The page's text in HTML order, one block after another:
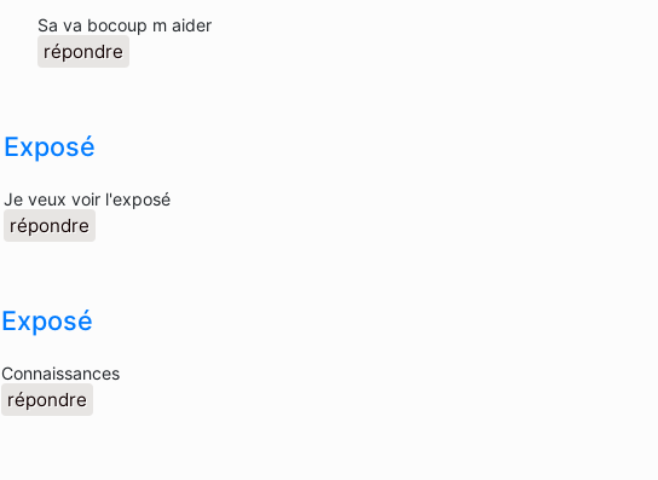
Sa va bocoup m aider
répondre
Exposé
Je veux voir l'exposé
répondre
Exposé
Connaissances
répondre